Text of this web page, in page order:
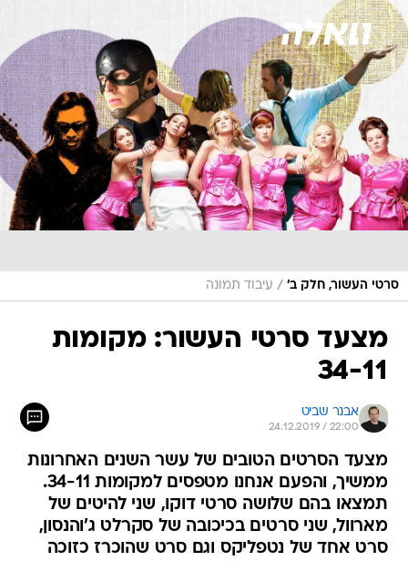
סרטי העשור, חלק ב' / עיבוד תמונה
מצעד סרטי העשור: מקומות
34-11
אבנר שביט
24.12.2019 / 22:00
מצעד הסרטים הטובים של עשר השנים האחרונות
ממשיך, והפעם אנחנו מטפסים למקומות 34-11.
תמצאו בהם שלושה סרטי דוקו, שני להיטים של
מארוול, שני סרטים בכיכובה של סקרלט ג'והנסון,
סרט אחד של נטפליקס וגם סרט שהוכרז כזוכה